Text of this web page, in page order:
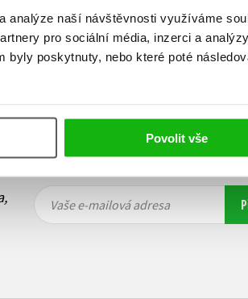
analýze naší návštěvnosti využíváme
pro sociální média, inzerci a
byly poskytnuty, nebo které poté
Povolit vše
Vaše e-
mailová
Vaše e-
mailová
Vaše e-mailová adresa